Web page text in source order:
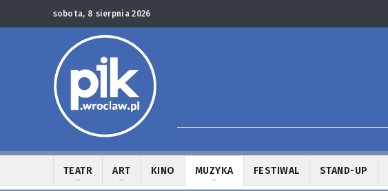
sobota, 8 sierpnia 2026
TEATR ART KINO MUZYKA FESTIWAL STAND-UP